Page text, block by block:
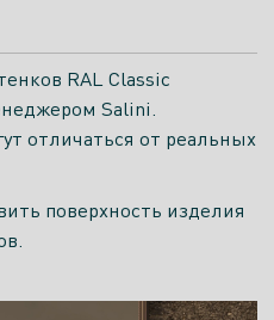
RAL Classic
Salini.
отличаться от реальных
поверхность изделия